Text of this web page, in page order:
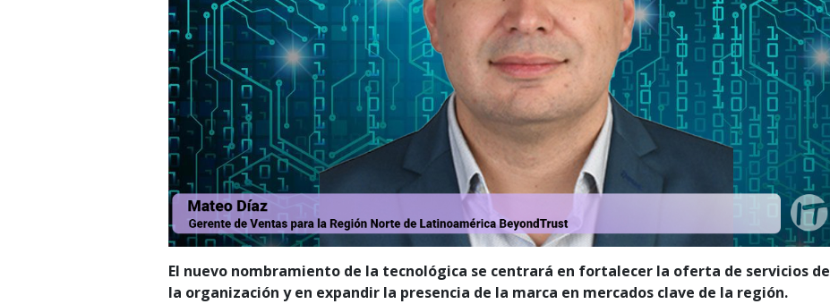
El nuevo nombramiento de la tecnológica se centrará en fortalecer la oferta de servicios de
la organización y en expandir la presencia de la marca en mercados clave de la región.